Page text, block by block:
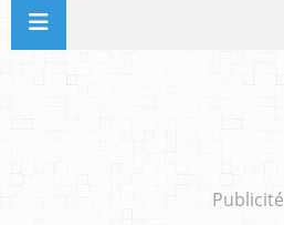
Publicité